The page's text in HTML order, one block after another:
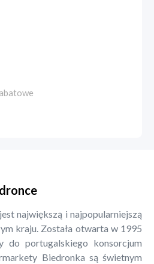
największą i najpopularniejszą
kraju. Została otwarta w 1995
do portugalskiego konsorcjum
Biedronka są świetnym